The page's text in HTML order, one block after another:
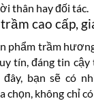
thân hay đối tác.
cao cấp,
phẩm trầm
tín, đáng tin
đây, bạn sẽ có
chọn, không chỉ